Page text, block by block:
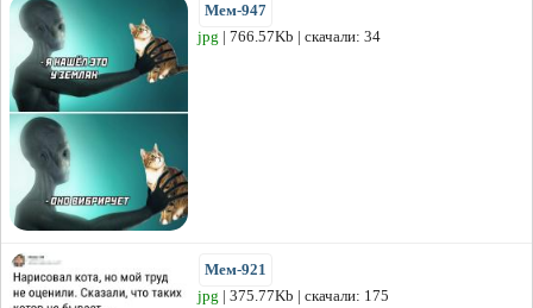
Мем-947
jpg | 766.57Kb | скачали: 34
Мем-921
jpg | 375.77Kb | скачали: 175